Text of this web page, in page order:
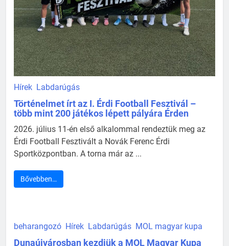
Hírek Labdarúgás
Történelmet írt az I. Érdi Football Fesztivál –
több mint 200 játékos lépett pályára Érden
2026. július 11-én első alkalommal rendeztük meg az
Érdi Football Fesztivált a Novák Ferenc Érdi
Sportközpontban. A torna már az ...
Bővebben…
beharangozó Hírek Labdarúgás MOL magyar kupa
Dunaújvárosban kezdjük a MOL Magyar Kupa